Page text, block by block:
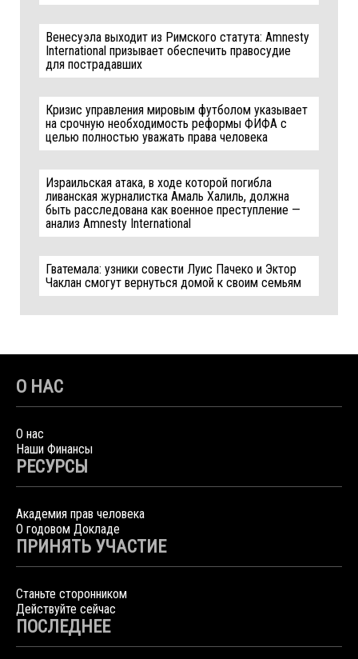
Венесуэла выходит из Римского статута: Amnesty
International призывает обеспечить правосудие
для пострадавших
Кризис управления мировым футболом указывает
на срочную необходимость реформы ФИФА с
целью полностью уважать права человека
Израильская атака, в ходе которой погибла
ливанская журналистка Амаль Халиль, должна
быть расследована как военное преступление —
анализ Amnesty International
Гватемала: узники совести Луис Пачеко и Эктор
Чаклан смогут вернуться домой к своим семьям
О НАС
О нас
Наши Финансы
РЕСУРСЫ
Академия прав человека
О годовом Докладе
ПРИНЯТЬ УЧАСТИЕ
Станьте сторонником
Действуйте сейчас
ПОСЛЕДНЕЕ